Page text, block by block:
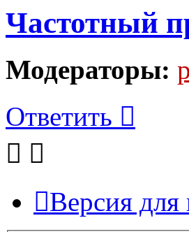
Частотный
Модераторы:
Ответить
Версия для